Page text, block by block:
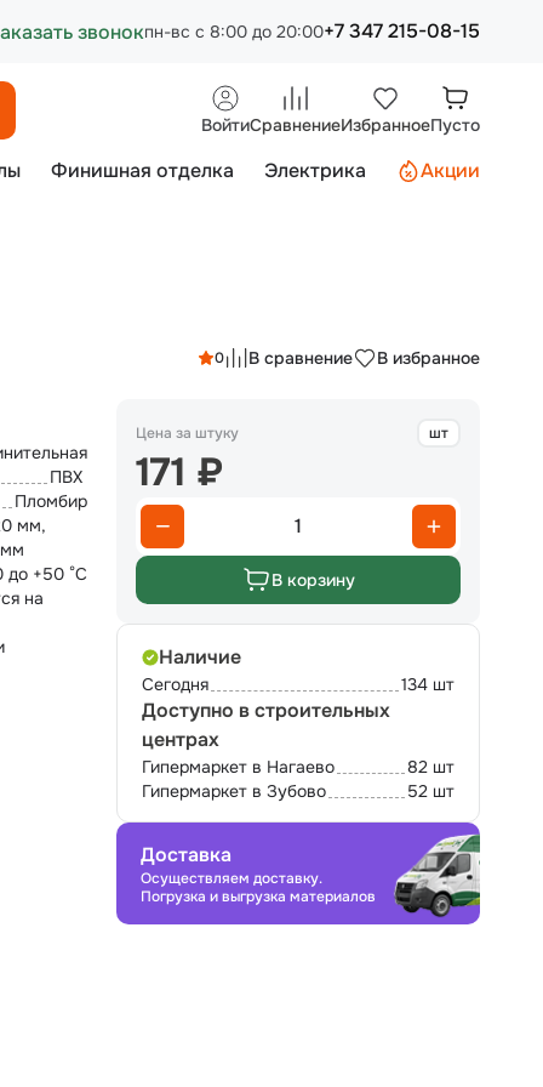
звонокпн-вс с 8:00 до 20:00+7 347 215-08-15
ВойтиСравнениеИзбранноеПусто
Финишная отделка Электрика Акции
0 В сравнение В избранное
ПВХ
Пломбир
мм,
до +50 °C
на
Цена за штуку шт
171 ₽
1
В корзину
Наличие
Сегодня 134 шт
Доступно в строительных
центрах
Гипермаркет в Нагаево
82 шт
Гипермаркет в Зубово
52 шт
Доставка
Осуществляем доставку.
Погрузка и выгрузка материалов